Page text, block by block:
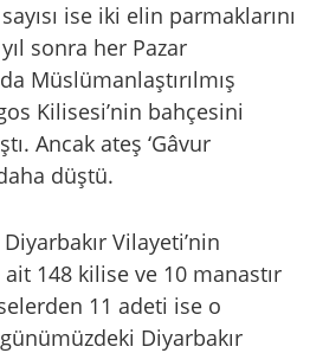
ise iki elin parmaklarını
sonra her Pazar
Müslümanlaştırılmış
Kilisesi’nin bahçesini
Ancak ateş ‘Gâvur
düştü.
Vilayeti’nin
148 kilise ve 10 manastır
11 adeti ise o
Diyarbakır